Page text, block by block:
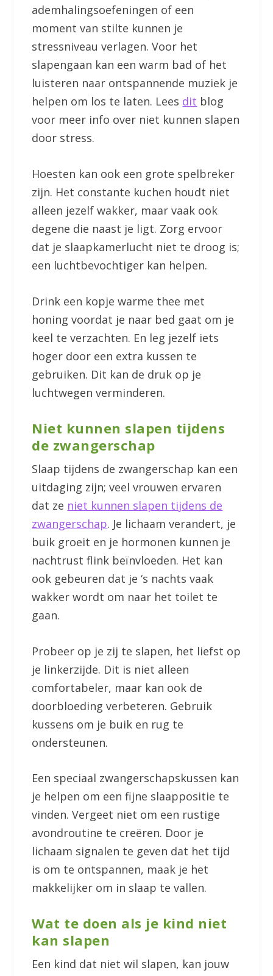
ademhalingsoefeningen of een
moment van stilte kunnen je
stressniveau verlagen. Voor het
slapengaan kan een warm bad of het
luisteren naar ontspannende muziek je
helpen om los te laten. Lees dit blog
voor meer info over niet kunnen slapen
door stress.
Hoesten kan ook een grote spelbreker
zijn. Het constante kuchen houdt niet
alleen jezelf wakker, maar vaak ook
degene die naast je ligt. Zorg ervoor
dat je slaapkamerlucht niet te droog is;
een luchtbevochtiger kan helpen.
Drink een kopje warme thee met
honing voordat je naar bed gaat om je
keel te verzachten. En leg jezelf iets
hoger door een extra kussen te
gebruiken. Dit kan de druk op je
luchtwegen verminderen.
Niet kunnen slapen tijdens
de zwangerschap
Slaap tijdens de zwangerschap kan een
uitdaging zijn; veel vrouwen ervaren
dat ze niet kunnen slapen tijdens de
zwangerschap. Je lichaam verandert, je
buik groeit en je hormonen kunnen je
nachtrust flink beïnvloeden. Het kan
ook gebeuren dat je ‘s nachts vaak
wakker wordt om naar het toilet te
gaan.
Probeer op je zij te slapen, het liefst op
je linkerzijde. Dit is niet alleen
comfortabeler, maar kan ook de
doorbloeding verbeteren. Gebruik
kussens om je buik en rug te
ondersteunen.
Een speciaal zwangerschapskussen kan
je helpen om een fijne slaappositie te
vinden. Vergeet niet om een rustige
avondroutine te creëren. Door je
lichaam signalen te geven dat het tijd
is om te ontspannen, maak je het
makkelijker om in slaap te vallen.
Wat te doen als je kind niet
kan slapen
Een kind dat niet wil slapen, kan jouw